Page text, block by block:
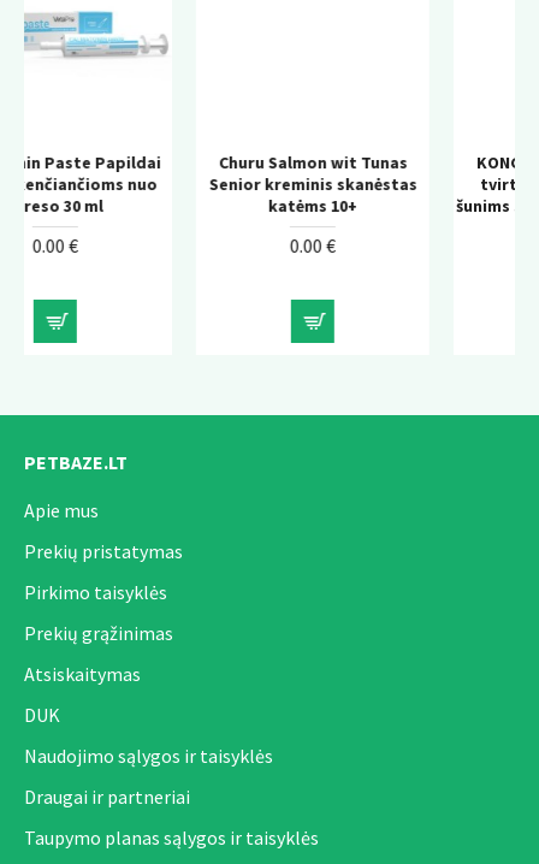
Churu Salmon wit Tunas
Senior kreminis skanėstas
KONG Wild Knots Bear –
tvirtas pliušinis žaislas
šunims su virvės
PETBAZE.LT
Apie mus
Prekių pristatymas
Pirkimo taisyklės
Prekių grąžinimas
Atsiskaitymas
DUK
Naudojimo sąlygos ir taisyklės
Draugai ir partneriai
Taupymo planas sąlygos ir taisyklės